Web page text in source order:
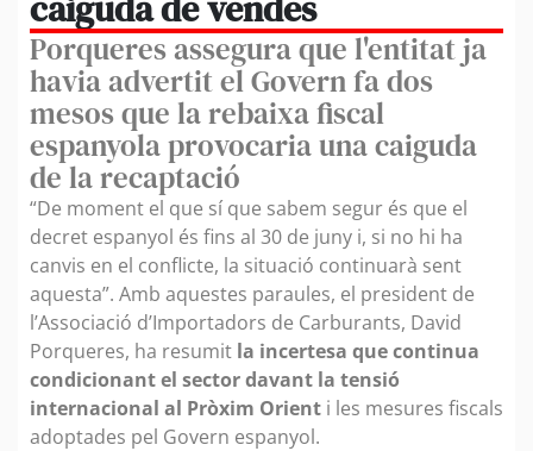
Porqueres assegura que l'entitat ja
havia advertit el Govern fa dos
mesos que la rebaixa fiscal
espanyola provocaria una caiguda
de la recaptació
“De moment el que sí que sabem segur és que el
decret espanyol és fins al 30 de juny i, si no hi ha
canvis en el conflicte, la situació continuarà sent
aquesta”. Amb aquestes paraules, el president de
l’Associació d’Importadors de Carburants, David
Porqueres, ha resumit la incertesa que continua
condicionant el sector davant la tensió
internacional al Pròxim Orient i les mesures fiscals
adoptades pel Govern espanyol.